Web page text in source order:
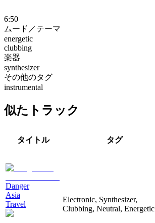
6:50
ムード／テーマ
energetic
clubbing
楽器
synthesizer
その他のタグ
instrumental
似たトラック
タイトル タグ
Danger
Asia
Travel
Electronic, Synthesizer,
Clubbing, Neutral, Energetic